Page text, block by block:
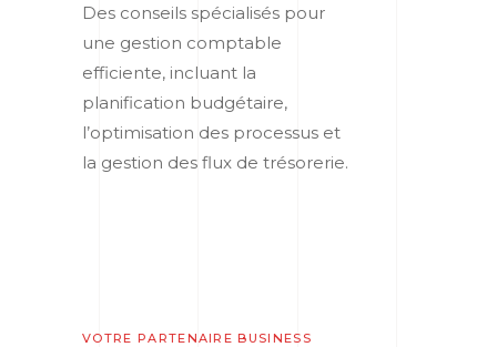
Des conseils spécialisés pour
une gestion comptable
efficiente, incluant la
planification budgétaire,
l’optimisation des processus et
la gestion des flux de trésorerie.
VOTRE PARTENAIRE BUSINESS